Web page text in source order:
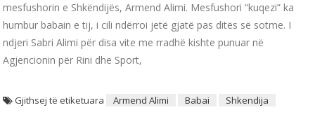
mesfushorin e Shkëndijës, Armend Alimi. Mesfushori “kuqezi” ka
humbur babain e tij, i cili ndërroi jetë gjatë pas ditës së sotme. I
ndjeri Sabri Alimi për disa vite me rradhë kishte punuar në
Agjencionin për Rini dhe Sport,
Gjithsej të etiketuara Armend Alimi Babai Shkendija